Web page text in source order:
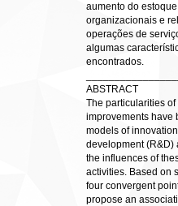
aumento do
organizacionais e
operações de
algumas
encontrados.
ABSTRACT
The particularities
improvements have
models of
development (R&D)
the influences of
activities. Based on
four convergent
propose an